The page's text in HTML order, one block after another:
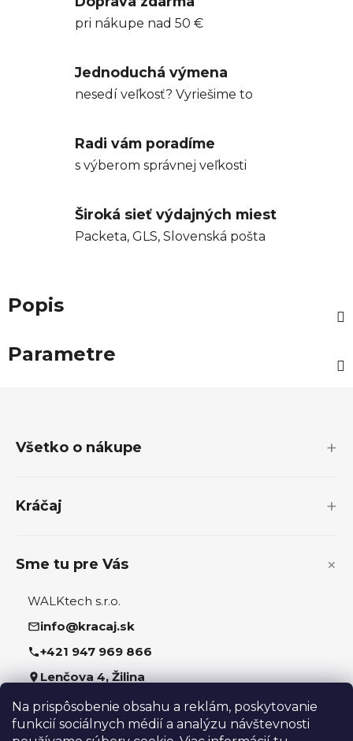
Na prispôsobenie obsahu a reklám, poskytovanie
funkcií sociálnych médií a analýzu návštevnosti
pri nákupe nad 50 €
Jednoduchá výmena
nesedí veľkosť? Vyriešime to
Radi vám poradíme
s výberom správnej veľkosti
Široká sieť výdajných miest
Packeta, GLS, Slovenská pošta
Popis
Parametre
Všetko o nákupe
Kráčaj
Sme tu pre Vás
WALKtech s.r.o.
info@kracaj.sk
+421 947 969 866
Lenčova 4, Žilina
Sledujte nás